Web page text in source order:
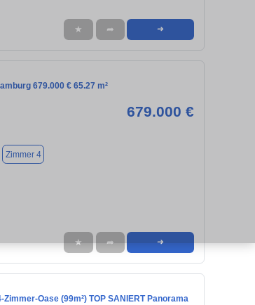
★ ➦ ➜
679.000 € 65.27 m²
679.000 €
Zimmer 4
★ ➦ ➜
Zimmer-Oase (99m²) TOP SANIERT Panorama